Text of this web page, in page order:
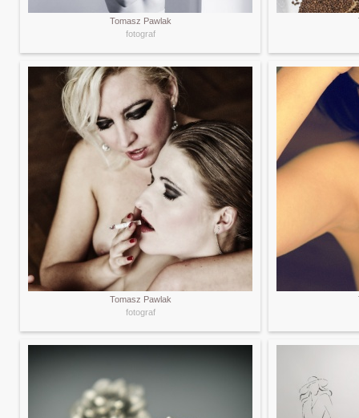
Tomasz Pawlak
fotograf
Tomasz Pawlak
fotograf